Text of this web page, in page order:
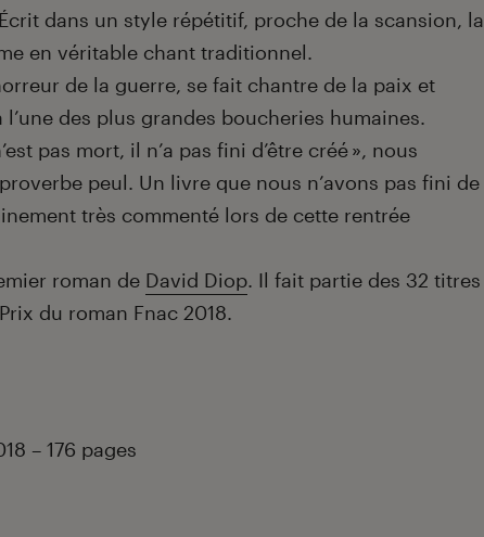
dans un style répétitif, proche de la scansion, la
en véritable chant traditionnel.
de la guerre, se fait chantre de la paix et
des plus grandes boucheries humaines.
pas mort, il n’a pas fini d’être créé », nous
roverbe peul. Un livre que nous n’avons pas fini de
très commenté lors de cette rentrée
roman de David Diop. Il fait partie des 32 titres
du roman Fnac 2018.
– 176 pages